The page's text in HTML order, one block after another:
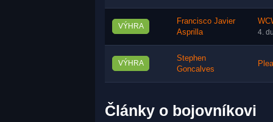
VÝHRA
Francisco Javier
Asprilla
4.
VÝHRA
Stephen
Goncalves
Články o bojovníkovi